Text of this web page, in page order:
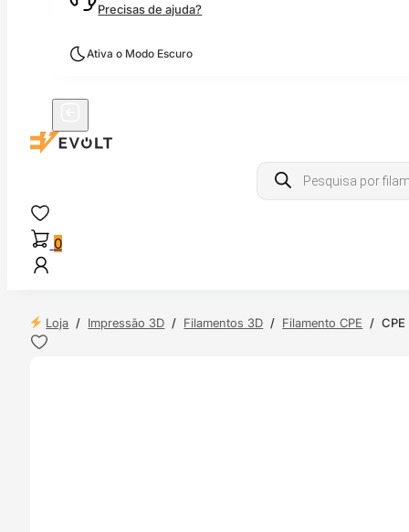
Precisas de ajuda?
Ativa o Modo Escuro
Products
search
0
Loja / Impressão 3D / Filamentos 3D / Filamento CPE /